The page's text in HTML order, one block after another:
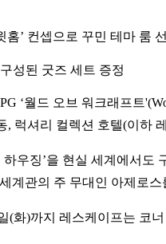
홈’ 컨셉으로 꾸민 테마 룸
성된 굿즈 세트 증정
‘월드 오브 워크래프트
럭셔리 컬렉션 호텔(이하
우징’을 현실 세계에서
계관의 주 무대인 아제로
화)까지 레스케이프는 코